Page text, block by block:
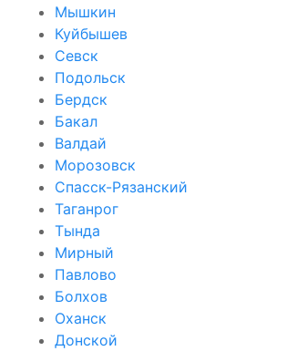
Мышкин
Куйбышев
Севск
Подольск
Бердск
Бакал
Валдай
Морозовск
Спасск-Рязанский
Таганрог
Тында
Мирный
Павлово
Болхов
Оханск
Донской